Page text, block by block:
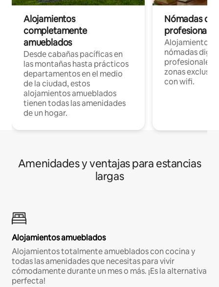
Alojamientos
completamente
amueblados
Desde cabañas pacíficas en
las montañas hasta prácticos
departamentos en el medio
de la ciudad, estos
alojamientos amueblados
tienen todas las amenidades
de un hogar.
Nómadas
Alojamientos
nómadas
profesionales
zonas
con wifi.
Amenidades y ventajas para estancias
largas
Alojamientos amueblados
Alojamientos totalmente amueblados con cocina y
todas las amenidades que necesitas para vivir
cómodamente durante un mes o más. ¡Es la alternativa
perfecta!